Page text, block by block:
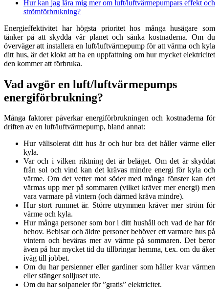
Hur kan jag lära mig mer om luft/luftvärmepumpars effekt och
strömförbrukning?
Energieffektivitet har högsta prioritet hos många husägare som
tänker på att skydda vår planet och sänka kostnaderna. Om du
överväger att installera en luft/luftvärmepump för att värma och kyla
ditt hus, är det klokt att ha en uppfattning om hur mycket elektricitet
den kommer att förbruka.
Vad avgör en luft/luftvärmepumps
energiförbrukning?
Många faktorer påverkar energiförbrukningen och kostnaderna för
driften av en luft/luftvärmepump, bland annat:
Hur välisolerat ditt hus är och hur bra det håller värme eller
kyla.
Var och i vilken riktning det är beläget. Om det är skyddat
från sol och vind kan det krävas mindre energi för kyla och
värme. Om det vetter mot söder med många fönster kan det
värmas upp mer på sommaren (vilket kräver mer energi) men
vara varmare på vintern (och därmed kräva mindre).
Hur stort rummet är. Större utrymmen kräver mer ström för
värme och kyla.
Hur många personer som bor i ditt hushåll och vad de har för
behov. Bebisar och äldre personer behöver ett varmare hus på
vintern och beväras mer av värme på sommaren. Det beror
även på hur mycket tid du tillbringar hemma, t.ex. om du åker
iväg till jobbet.
Om du har persienner eller gardiner som håller kvar värmen
eller stänger solljuset ute.
Om du har solpaneler för ”gratis” elektricitet.